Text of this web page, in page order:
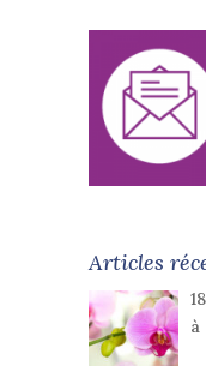
Articles
à